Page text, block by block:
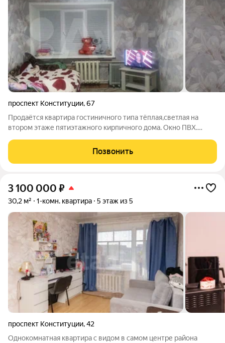
проспект Конституции,67
Продаётся квартира гостиничного типа тёплая,светлая на
втором этаже пятиэтажного кирпичного дома. Окно ПВХ.
Туалет и душ в хорошем состоянии. Вход в душ со стороны
комнаты. Входная дверь
Позвонить
3 100 000 ₽
30,2 м² 1-комн. квартира 5 этаж из 5
проспект Конституции,42
Однокомнатная квартира с видом в самом центре района